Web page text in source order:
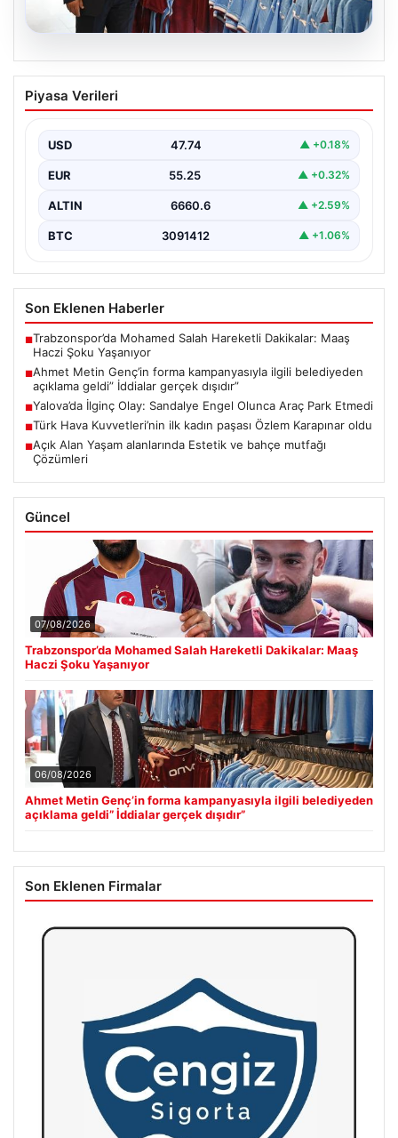
Ahmet Metin Genç’in forma
kampanyasıyla ilgili belediyeden
Piyasa Verileri
USD 47.74 ▲ +0.18%
EUR 55.25 ▲ +0.32%
ALTIN 6660.6 ▲ +2.59%
BTC 3091412 ▲ +1.06%
Son Eklenen Haberler
■Trabzonspor’da Mohamed Salah Hareketli Dakikalar: Maaş
Haczi Şoku Yaşanıyor
■Ahmet Metin Genç’in forma kampanyasıyla ilgili belediyeden
açıklama geldi” İddialar gerçek dışıdır”
■Yalova’da İlginç Olay: Sandalye Engel Olunca Araç Park Etmedi
■Türk Hava Kuvvetleri’nin ilk kadın paşası Özlem Karapınar oldu
■Açık Alan Yaşam alanlarında Estetik ve bahçe mutfağı
Çözümleri
Güncel
07/08/2026
Trabzonspor’da Mohamed Salah Hareketli Dakikalar: Maaş
Haczi Şoku Yaşanıyor
06/08/2026
Ahmet Metin Genç’in forma kampanyasıyla ilgili belediyeden
açıklama geldi” İddialar gerçek dışıdır”
Son Eklenen Firmalar